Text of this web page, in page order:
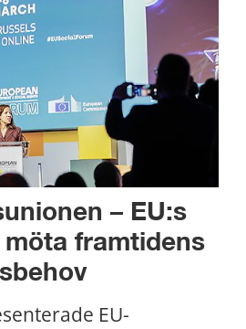
– EU:s
framtidens
EU-